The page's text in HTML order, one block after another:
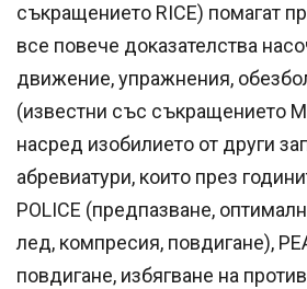
съкращението RICE) помагат
все повече доказателства
движение, упражнения,
(известни със съкращението
насред изобилието от други
абревиатури, които през
POLICE (предпазване,
лед, компресия, повдигане),
повдигане, избягване на